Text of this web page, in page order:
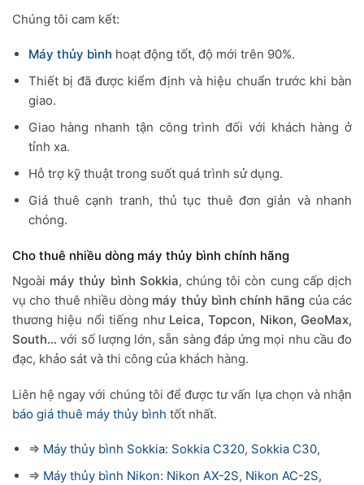
Chúng tôi cam kết:
Máy thủy bình hoạt động tốt, độ mới trên 90%.
Thiết bị đã được kiểm định và hiệu chuẩn trước khi bàn
giao.
Giao hàng nhanh tận công trình đối với khách hàng ở
tỉnh xa.
Hỗ trợ kỹ thuật trong suốt quá trình sử dụng.
Giá thuê cạnh tranh, thủ tục thuê đơn giản và nhanh
chóng.
Cho thuê nhiều dòng máy thủy bình chính hãng
Ngoài máy thủy bình Sokkia, chúng tôi còn cung cấp dịch
vụ cho thuê nhiều dòng máy thủy bình chính hãng của các
thương hiệu nổi tiếng như Leica, Topcon, Nikon, GeoMax,
South… với số lượng lớn, sẵn sàng đáp ứng mọi nhu cầu đo
đạc, khảo sát và thi công của khách hàng.
Liên hệ ngay với chúng tôi để được tư vấn lựa chọn và nhận
báo giá thuê máy thủy bình tốt nhất.
=> Máy thủy bình Sokkia: Sokkia C320, Sokkia C30,
=> Máy thủy bình Nikon: Nikon AX-2S, Nikon AC-2S,